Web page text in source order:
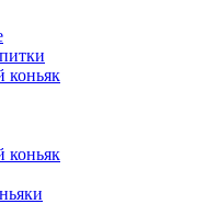
коньяк
коньяк